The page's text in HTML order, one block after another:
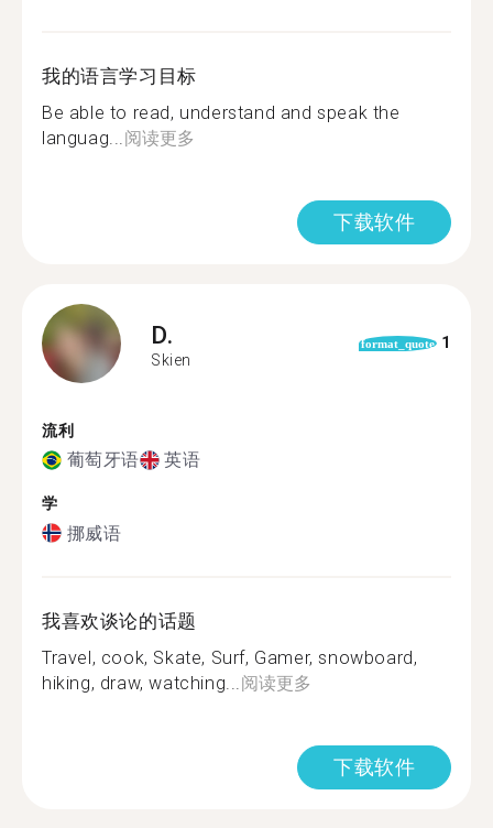
我的语言学习目标
Be able to read, understand and speak the
languag... 阅读更多
下载软件
D.
Skien
format_quote 1
流利
葡萄牙语 英语
学
挪威语
我喜欢谈论的话题
Travel, cook, Skate, Surf, Gamer, snowboard,
hiking, draw, watching... 阅读更多
下载软件